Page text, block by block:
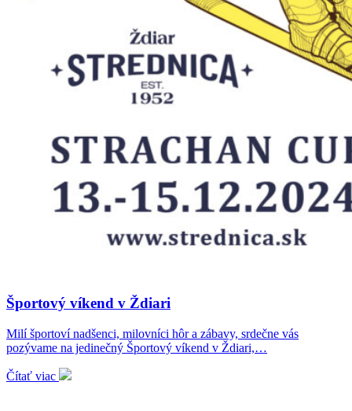
Športový víkend v Ždiari
Milí športoví nadšenci, milovníci hôr a zábavy, srdečne vás
pozývame na jedinečný Športový víkend v Ždiari,…
Čítať viac